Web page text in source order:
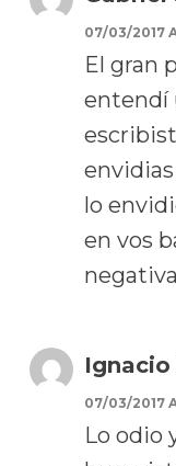
07/03/2017
El gran
entendí
lo
en vos
07/03/2017
Lo odio